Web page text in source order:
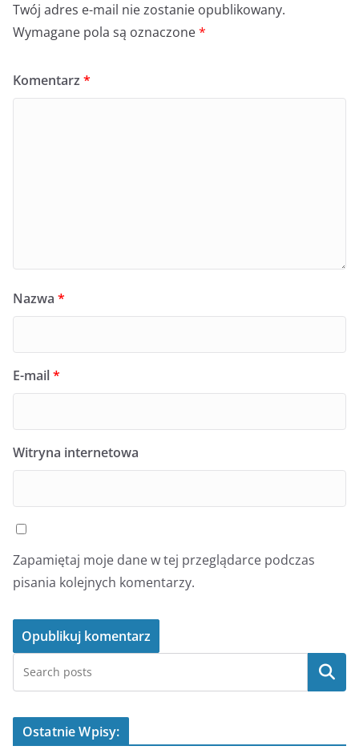
Twój adres e-mail nie zostanie opublikowany.
Wymagane pola są oznaczone*
Komentarz *
Nazwa *
E-mail*
Witryna internetowa
Zapamiętaj moje dane w tej przeglądarce podczas
pisania kolejnych komentarzy.
Szukaj
Ostatnie Wpisy: